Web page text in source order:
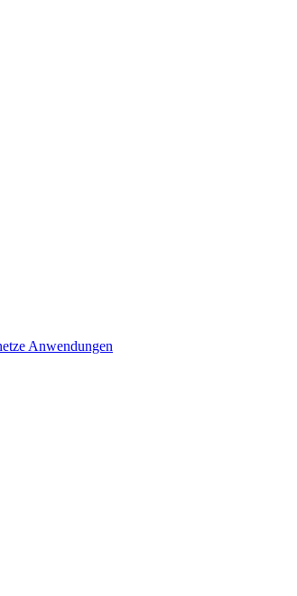
Anwendungen